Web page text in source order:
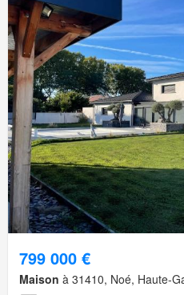
799 000 €
Maison à 31410, Noé, Haute-